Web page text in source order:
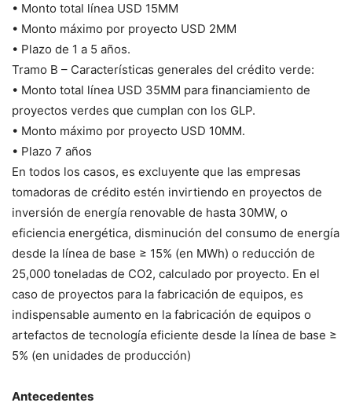
• Monto total línea USD 15MM
• Monto máximo por proyecto USD 2MM
• Plazo de 1 a 5 años.
Tramo B – Características generales del crédito verde:
• Monto total línea USD 35MM para financiamiento de
proyectos verdes que cumplan con los GLP.
• Monto máximo por proyecto USD 10MM.
• Plazo 7 años
En todos los casos, es excluyente que las empresas
tomadoras de crédito estén invirtiendo en proyectos de
inversión de energía renovable de hasta 30MW, o
eficiencia energética, disminución del consumo de energía
desde la línea de base ≥ 15% (en MWh) o reducción de
25,000 toneladas de CO2, calculado por proyecto. En el
caso de proyectos para la fabricación de equipos, es
indispensable aumento en la fabricación de equipos o
artefactos de tecnología eficiente desde la línea de base ≥
5% (en unidades de producción)
Antecedentes